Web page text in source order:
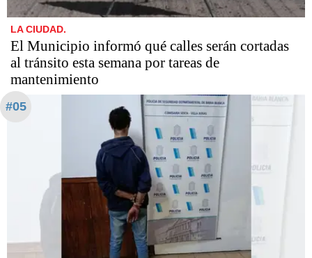
LA CIUDAD.
El Municipio informó qué calles serán cortadas
al tránsito esta semana por tareas de
mantenimiento
#05